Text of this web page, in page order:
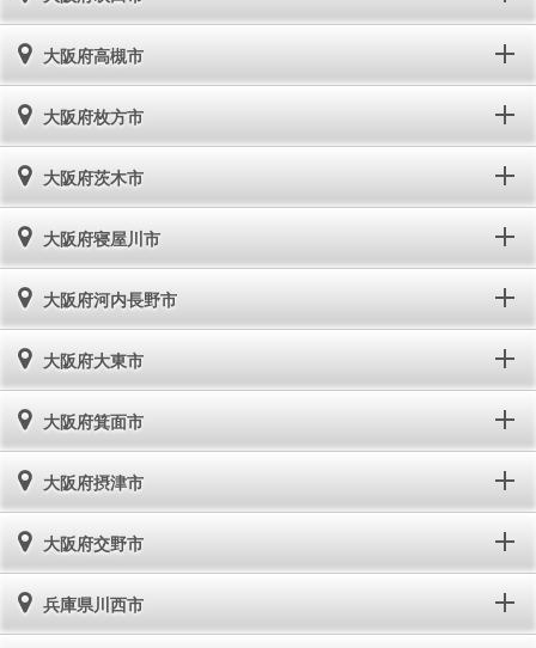
大阪府高槻市
大阪府枚方市
大阪府茨木市
大阪府寝屋川市
大阪府河内長野市
大阪府大東市
大阪府箕面市
大阪府摂津市
大阪府交野市
兵庫県川西市